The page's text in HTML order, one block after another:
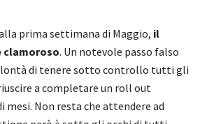
prima settimana di Maggio, il
clamoroso. Un notevole passo falso
di tenere sotto controllo tutti gli
a completare un roll out
mesi. Non resta che attendere ad